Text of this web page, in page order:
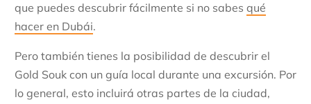
que puedes descubrir fácilmente si no sabes qué
hacer en Dubái.
Pero también tienes la posibilidad de descubrir el
Gold Souk con un guía local durante una excursión. Por
lo general, esto incluirá otras partes de la ciudad,